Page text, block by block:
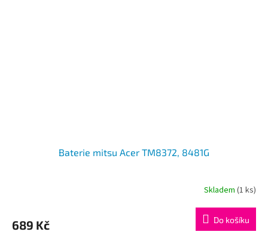
Baterie mitsu Acer TM8372, 8481G
Skladem (1 ks)
689 Kč Do košíku